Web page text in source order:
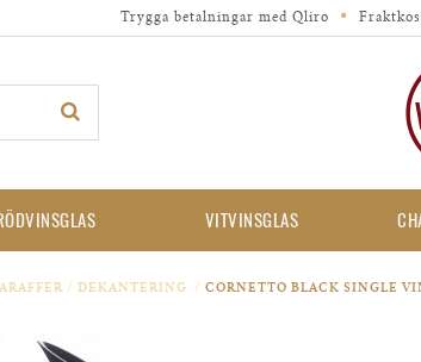
Trygga betalningar med Qliro
VITVINSGLAS
/ DEKANTERING / CORNETTO BLACK SINGLE